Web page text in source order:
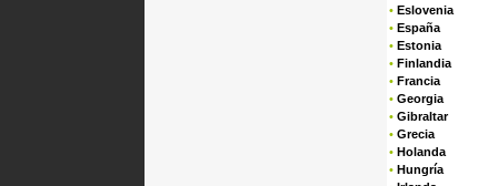
• Eslovenia
• España
• Estonia
• Finlandia
• Francia
• Georgia
• Gibraltar
• Grecia
• Holanda
• Hungría